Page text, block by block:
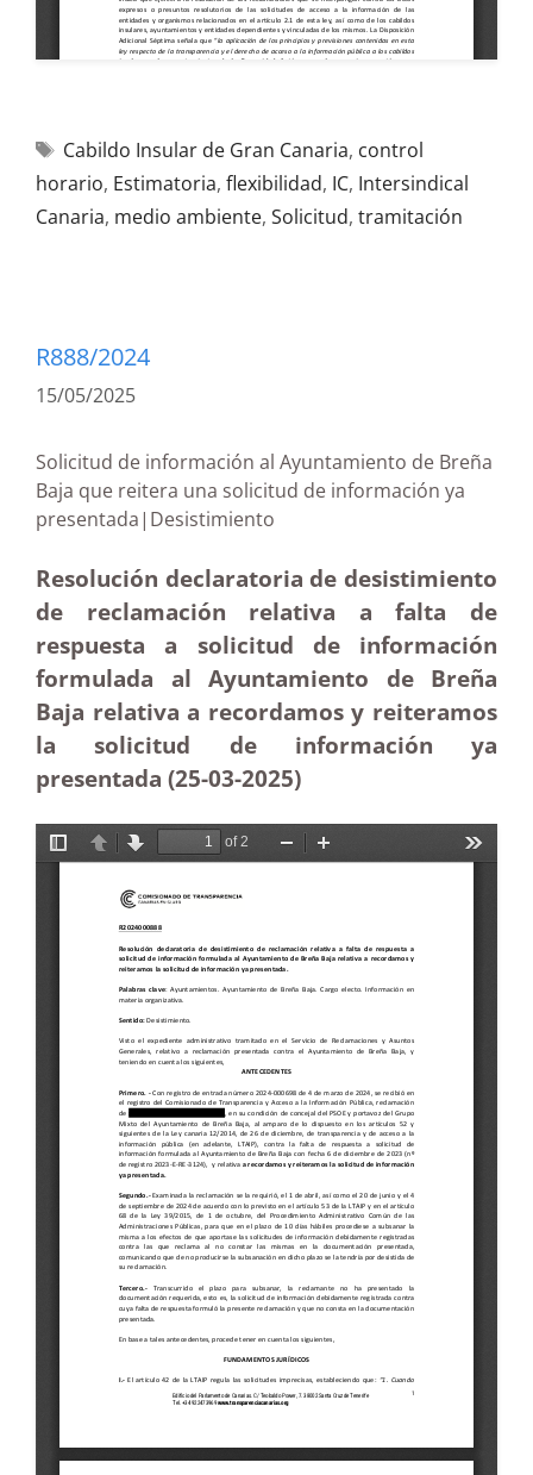
Cabildo Insular de Gran Canaria, control
horario, Estimatoria, flexibilidad, IC, Intersindical
Canaria, medio ambiente, Solicitud, tramitación
R888/2024
15/05/2025
Solicitud de información al Ayuntamiento de Breña
Baja que reitera una solicitud de información ya
presentada|Desistimiento
Resolución declaratoria de desistimiento
de reclamación relativa a falta de
respuesta a solicitud de información
formulada al Ayuntamiento de Breña
Baja relativa a recordamos y reiteramos
la solicitud de información ya
presentada (25-03-2025)